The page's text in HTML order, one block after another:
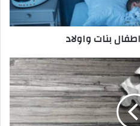
بنات واولاد